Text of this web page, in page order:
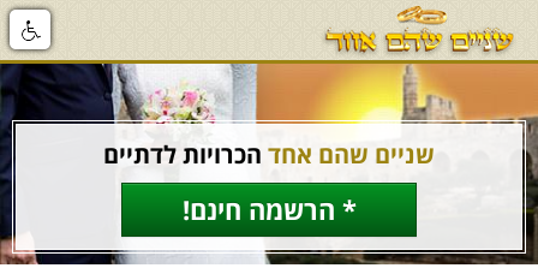
שניים שהם אחד הכרויות לדתיים
* הרשמה חינם!